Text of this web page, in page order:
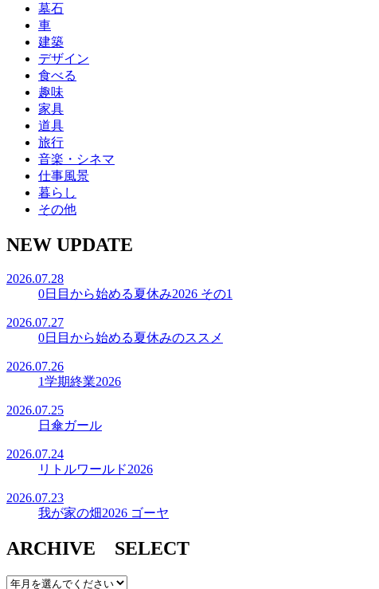
墓石
車
建築
デザイン
食べる
趣味
家具
道具
旅行
音楽・シネマ
仕事風景
暮らし
その他
NEW UPDATE
2026.07.28
0日目から始める夏休み2026 その1
2026.07.27
0日目から始める夏休みのススメ
2026.07.26
1学期終業2026
2026.07.25
日傘ガール
2026.07.24
リトルワールド2026
2026.07.23
我が家の畑2026 ゴーヤ
ARCHIVE SELECT